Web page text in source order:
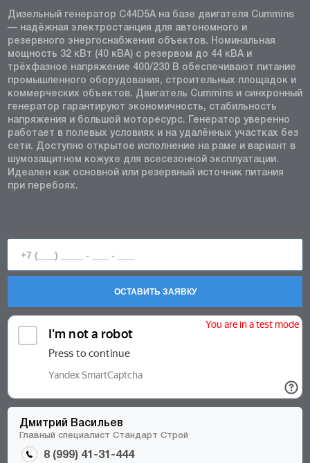
Дизельный генератор C44D5A на базе двигателя Cummins
— надёжная электростанция для автономного и
резервного энергоснабжения объектов. Номинальная
мощность 32 кВт (40 кВА) с резервом до 44 кВА и
трёхфазное напряжение 400/230 В обеспечивают питание
промышленного оборудования, строительных площадок и
коммерческих объектов. Двигатель Cummins и синхронный
генератор гарантируют экономичность, стабильность
напряжения и большой моторесурс. Генератор уверенно
работает в полевых условиях и на удалённых участках без
сети. Доступно открытое исполнение на раме и вариант в
шумозащитном кожухе для всесезонной эксплуатации.
Идеален как основной или резервный источник питания
при перебоях.
ОСТАВИТЬ ЗАЯВКУ
Дмитрий Васильев
Главный специалист Стандарт Строй
8 (999) 41-31-444